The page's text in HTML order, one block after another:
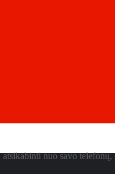
nuo savo telefonų,